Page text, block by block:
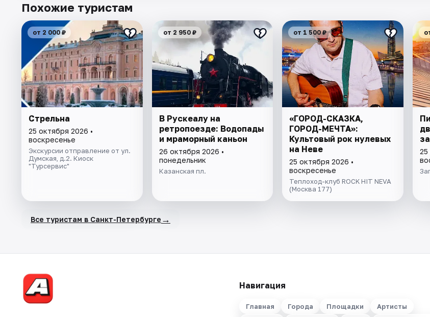
Похожие туристам
от 2 000 ₽
Стрельна
25 октября 2026 •
воскресенье
Экскурсии отправление от ул.
Думская, д.2. Киоск
"Турсервис"
от 2 950 ₽
В Рускеалу на
ретропоезде: Водопады
и мраморный каньон
26 октября 2026 •
понедельник
Казанская пл.
от 1 500 ₽
«ГОРОД-СКАЗКА,
ГОРОД-МЕЧТА»:
Культовый рок нулевых
на Неве
25 октября 2026 •
воскресенье
Теплоход-клуб ROCK HIT NEVA
(Москва 177)
25
Все туристам в Санкт-Петербурге →
Навигация
Главная Города Площадки Артисты